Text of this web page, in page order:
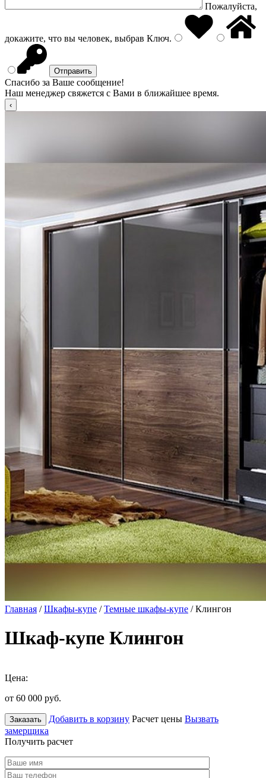
Пожалуйста,
докажите, что вы человек, выбрав Ключ.
Спасибо за Ваше сообщение!
Наш менеджер свяжется с Вами в ближайшее время.
Главная /Шкафы-купе /Темные шкафы-купе / Клингон
Шкаф-купе Клингон
Цена:
от 60 000 руб.
Заказать Добавить в корзину Расчет цены Вызвать
замерщика
Получить расчет